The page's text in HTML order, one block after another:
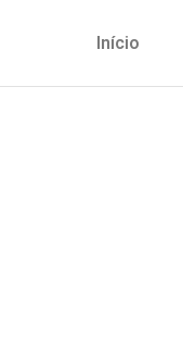
Início